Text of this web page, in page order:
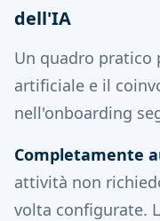
dell'IA
Un quadro pratico
artificiale e il
nell'onboarding
Completamente
attività non
volta configurate.